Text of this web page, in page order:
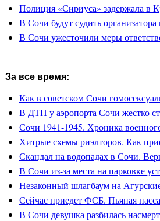
Полиция «Сириуса» задержала в
В Сочи будут судить
В Сочи ужесточили меры
За все время:
Как в советском Сочи
В ДТП у аэропорта Сочи жестко
Сочи 1941-1945. Хроника
Хитрые схемы риэлторов. Как
Скандал на водопадах в Сочи.
В Сочи из-за места на парковке
Незаконный шлагбаум на
Сейчас приедет ФСБ. Пьяная
В Сочи девушка разбилась